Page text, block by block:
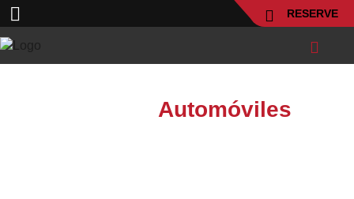
RESERVE
Automóviles